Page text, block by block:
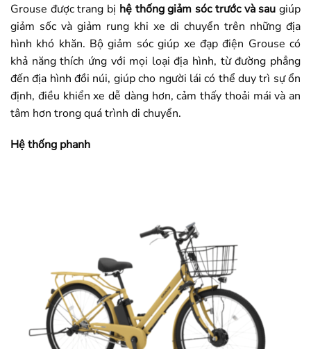
Grouse được trang bị hệ thống giảm sóc trước và sau giúp
giảm sốc và giảm rung khi xe di chuyển trên những địa
hình khó khăn. Bộ giảm sóc giúp xe đạp điện Grouse có
khả năng thích ứng với mọi loại địa hình, từ đường phẳng
đến địa hình đồi núi, giúp cho người lái có thể duy trì sự ổn
định, điều khiển xe dễ dàng hơn, cảm thấy thoải mái và an
tâm hơn trong quá trình di chuyển.
Hệ thống phanh